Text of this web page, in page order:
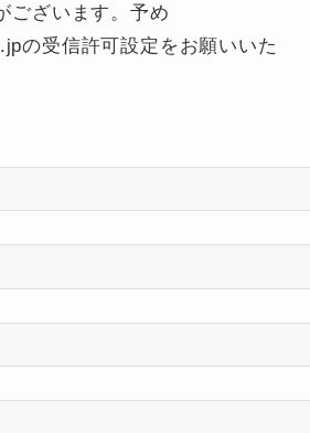
ございます。予め
の受信許可設定をお願いいた